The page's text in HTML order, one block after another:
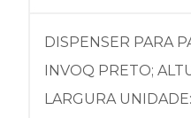
DISPENSER PARA
INVOQ PRETO;
LARGURA